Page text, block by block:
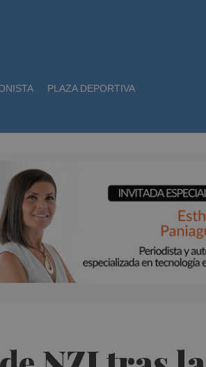
PLAZA DEPORTIVA